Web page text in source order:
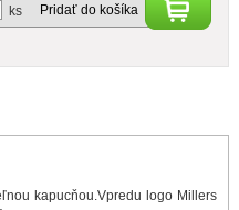
Pridať do košíka
ks
kapucňou.Vpredu logo Millers